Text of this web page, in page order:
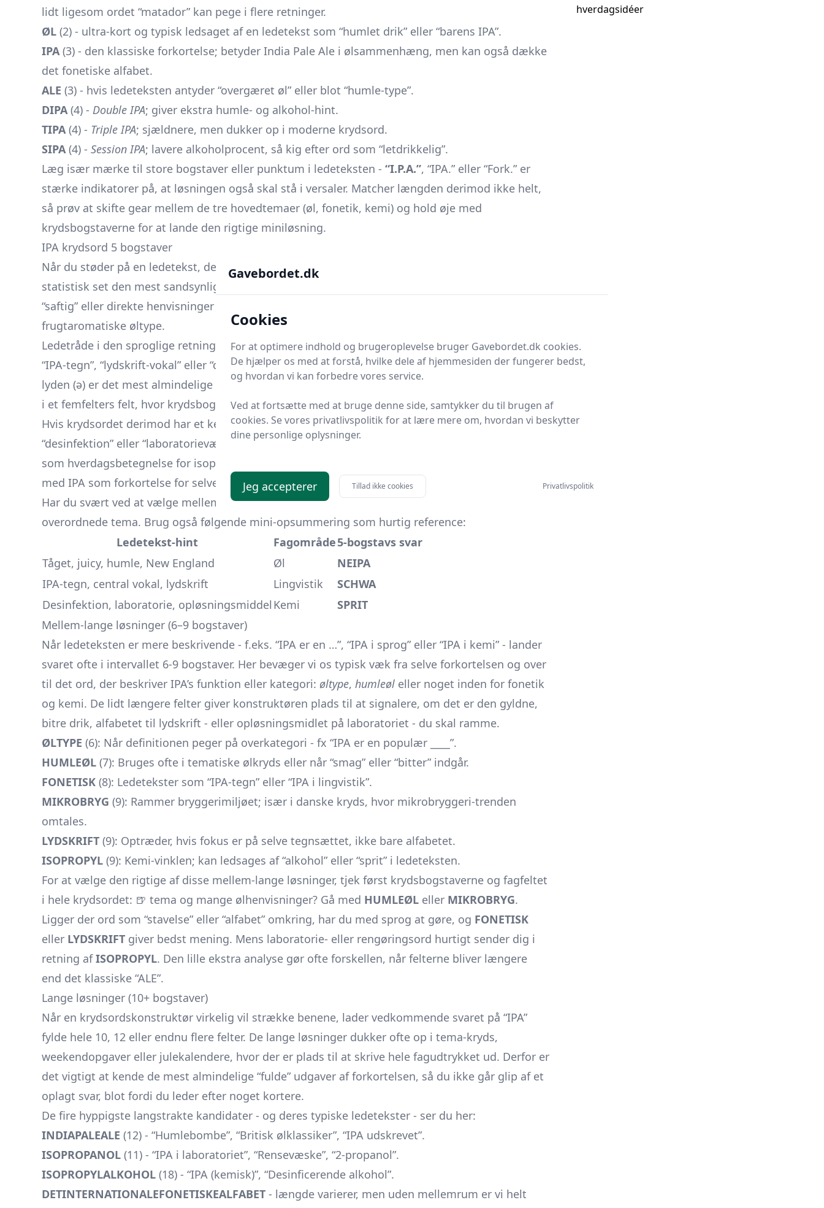
lidt ligesom ordet “matador” kan pege i flere retninger.
ØL (2) - ultra-kort og typisk ledsaget af en ledetekst som “humlet drik” eller “barens IPA”.
IPA(3) - den klassiske forkortelse; betyder India Pale Ale i ølsammenhæng, men kan også dække
det fonetiske alfabet.
ALE (3) - hvis ledeteksten antyder “overgæret øl” eller blot “humle-type”.
DIPA(4) - Double IPA; giver ekstra humle- og alkohol-hint.
TIPA(4) - Triple IPA; sjældnere, men dukker op i moderne krydsord.
SIPA(4) - Session IPA; lavere alkoholprocent, så kig efter ord som “letdrikkelig”.
Læg især mærke til store bogstaver eller punktum i ledeteksten - “I.P.A.”, “IPA.” eller “Fork.” er
stærke indikatorer på, at løsningen også skal stå i versaler. Matcher længden derimod ikke helt,
så prøv at skifte gear mellem de tre hovedtemaer (øl, fonetik, kemi) og hold øje med
krydsbogstaverne for at lande den rigtige miniløsning.
IPA krydsord 5 bogstaver
Når du støder på en ledetekst, der kræver et svar på fem bogstaver, er
statistisk set den mest sandsynlige løsning. Kig efter ord som “tåget”, “juicy”, “humlebombe”,
“saftig” eller direkte henvisninger til “New England” - de peger næsten altid mod denne moderne,
frugtaromatiske øltype.
Ledetråde i den sproglige retning kan imidlertid sende dig i en helt anden boldgade: Står der
“IPA-tegn”, “lydskrift-vokal” eller “central vokal”, er svaret med stor sandsynlighedSCHWA. Schwa-
lyden (ə) er det mest almindelige symbol i Det Internationale Fonetiske Alfabet og passer perfekt
i et femfelters felt, hvor krydsbogstaverne typisk indeholderSellerA.
Hvis krydsordet derimod har et kemisk tema - måske med stikord som “rengøringsmiddel”,
“desinfektion” eller “laboratorievæske” - vil de fem felter ofte ende som
som hverdagsbetegnelse for isopropanol (isopropylalkohol), hvor krydsordskonstruktøren leger
med IPA som forkortelse for selve stoffet.
Har du svært ved at vælge mellem de tre, så tjek krydsbogstaverne og bedøm krydsordets
overordnede tema. Brug også følgende mini-opsummering som hurtig reference:
Ledetekst-hint
Fagområde5-bogstavs svar
Tåget, juicy, humle, New England
Øl
NEIPA
IPA-tegn, central vokal, lydskrift
Lingvistik
SCHWA
Desinfektion, laboratorie, opløsningsmiddel Kemi
SPRIT
Mellem-lange løsninger (6–9 bogstaver)
Når ledeteksten er mere beskrivende - f.eks. “IPA er en …”, “IPA i sprog” eller “IPA i kemi” - lander
svaret ofte i intervallet 6-9 bogstaver. Her bevæger vi os typisk væk fra selve forkortelsen og over
til det ord, der beskriver IPA’s funktion eller kategori: øltype, humleøl eller noget inden for fonetik
og kemi. De lidt længere felter giver konstruktøren plads til at signalere, om det er den gyldne,
bitre drik, alfabetet til lydskrift - eller opløsningsmidlet på laboratoriet - du skal ramme.
ØLTYPE (6): Når definitionen peger på overkategori - fx “IPA er en populær ____”.
HUMLEØL (7): Bruges ofte i tematiske ølkryds eller når “smag” eller “bitter” indgår.
FONETISK (8): Ledetekster som “IPA-tegn” eller “IPA i lingvistik”.
MIKROBRYG (9): Rammer bryggerimiljøet; især i danske kryds, hvor mikrobryggeri-trenden
omtales.
LYDSKRIFT (9): Optræder, hvis fokus er på selve tegnsættet, ikke bare alfabetet.
ISOPROPYL (9): Kemi-vinklen; kan ledsages af “alkohol” eller “sprit” i ledeteksten.
For at vælge den rigtige af disse mellem-lange løsninger, tjek først krydsbogstaverne og fagfeltet
i hele krydsordet: 🍺 tema og mange ølhenvisninger? Gå med HUMLEØL eller MIKROBRYG.
Ligger der ord som “stavelse” eller “alfabet” omkring, har du med sprog at gøre, og FONETISK
eller LYDSKRIFT giver bedst mening. Mens laboratorie- eller rengøringsord hurtigt sender dig i
retning afISOPROPYL. Den lille ekstra analyse gør ofte forskellen, når felterne bliver længere
end det klassiske “ALE”.
Lange løsninger (10+ bogstaver)
Når en krydsordskonstruktør virkelig vil strække benene, lader vedkommende svaret på “IPA”
fylde hele 10, 12 eller endnu flere felter. De lange løsninger dukker ofte op i tema-kryds,
weekendopgaver eller julekalendere, hvor der er plads til at skrive hele fagudtrykket ud. Derfor er
det vigtigt at kende de mest almindelige “fulde” udgaver af forkortelsen, så du ikke går glip af et
oplagt svar, blot fordi du leder efter noget kortere.
De fire hyppigste langstrakte kandidater - og deres typiske ledetekster - ser du her:
INDIAPALEALE (12) - “Humlebombe”, “Britisk ølklassiker”, “IPA udskrevet”.
ISOPROPANOL (11) - “IPA i laboratoriet”, “Rensevæske”, “2-propanol”.
ISOPROPYLALKOHOL (18) - “IPA (kemisk)”, “Desinficerende alkohol”.
DETINTERNATIONALEFONETISKEALFABET - længde varierer, men uden mellemrum er vi helt
Gavebordet.dk
Cookies
For at optimere indhold og brugeroplevelse bruger Gavebordet.dk cookies.
De hjælper os med at forstå, hvilke dele af hjemmesiden der fungerer bedst,
og hvordan vi kan forbedre vores service.
Ved at fortsætte med at bruge denne side, samtykker du til brugen af
cookies. Se vores privatlivspolitik for at lære mere om, hvordan vi beskytter
dine personlige oplysninger.
Jeg accepterer Tillad ikke cookies Privatlivspolitik